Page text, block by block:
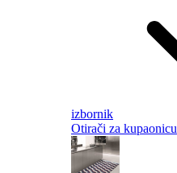
izbornik
Otirači za kupaonicu